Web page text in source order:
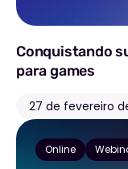
Conquistando
para games
27 de fevereiro
Online